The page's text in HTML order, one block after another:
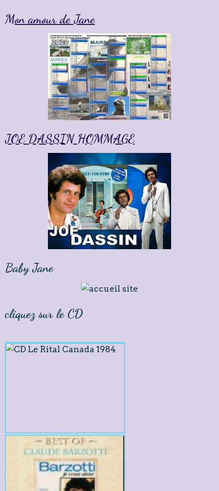
Mon amour de Jane
JOE DASSIN HOMMAGE
Baby Jane
cliquez sur le CD